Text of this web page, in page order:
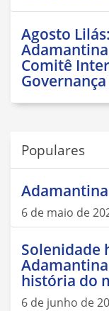
Agosto
Comitê
Populares
6 de maio de
Solenidade
história do
6 de junho de